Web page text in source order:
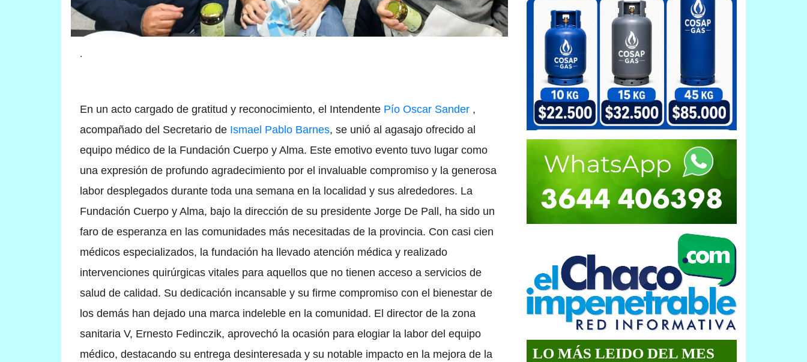
.
En un acto cargado de gratitud y reconocimiento, el Intendente Pío Oscar Sander ,
acompañado del Secretario de Ismael Pablo Barnes, se unió al agasajo ofrecido al
equipo médico de la Fundación Cuerpo y Alma. Este emotivo evento tuvo lugar como
una expresión de profundo agradecimiento por el invaluable compromiso y la generosa
labor desplegados durante toda una semana en la localidad y sus alrededores. La
Fundación Cuerpo y Alma, bajo la dirección de su presidente Jorge De Pall, ha sido un
faro de esperanza en las comunidades más necesitadas de la provincia. Con casi cien
médicos especializados, la fundación ha llevado atención médica y realizado
intervenciones quirúrgicas vitales para aquellos que no tienen acceso a servicios de
salud de calidad. Su dedicación incansable y su firme compromiso con el bienestar de
los demás han dejado una marca indeleble en la comunidad. El director de la zona
sanitaria V, Ernesto Fedinczik, aprovechó la ocasión para elogiar la labor del equipo
médico, destacando su entrega desinteresada y su notable impacto en la mejora de la
LO MÁS LEIDO DEL MES